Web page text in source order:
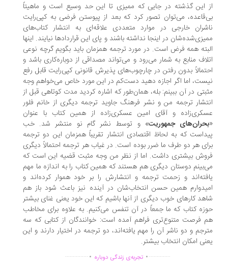
این گذشته در جایی که ممیزی تا این حد وسیع است و ماهیتاً
می‌توان تصور کرد که بعد از پیوستن فرضی به کپی‌رایت
خارجی در موارد متعددی علاقه‌ای به انتشار کتاب‌های
در اینجا نداشته باشند و پای این قراردادها نیایند. اینها
همه فرض است. در مورد ترجمه همزمان باید بگویم گرچه نوعی
منابع به شمار می‌رود و می‌تواند مصداقی از دوباره‌کاری باشد و
بدون رفتن در چارچوب‌های پذیرش قانونی کپی‌رایت قابل رفع
اما اگر اجازه دهید دست‌کم در این مورد خاص می‌خواهم وجه
در آن ببینم: بله، همان‌طور که اشاره کردید مدت کوتاهی قبل از
ترجمه من و نشر فرهنگ جاوید ترجمه دیگری از خانم فلور
و آقای امین عسکری‌زاده از همین کتاب با عنوان
جمهوریت» و توسط نشر گام نو منتشر شد. خب
که به لحاظ اقتصادی انتشار تقریباً همزمان این دو ترجمه
هر دو طرف ما ضرر بوده است. در غیاب هر ترجمه احتمالاً دیگری
بیشتری داشت. اما از نظر من وجه مثبت قضیه این است که
دوستان دیگری هم هستند که همین کتاب را به اندازه ما مهم
و زحمت ترجمه و انتشارش را بر خود هموار کرده‌اند و
همین حسن انتخاب‌شان در آینده نیز باعث شود باز هم
کارهای خوب دیگری از آنها باشیم که این خود یعنی غنای بیشتر
کتاب که ما جمعاً در آن تنفس می‌کنیم. به علاوه برای مخاطب
فرصت متنوع‌تری فراهم آمده است: خوانندگان از کتابی که سه
و دو ناشر آن را مهم یافته‌اند، دو ترجمه در اختیار دارند و این
امکان انتخاب بیشتر.
............... .تجربه‌ی زندگی دوباره ...............